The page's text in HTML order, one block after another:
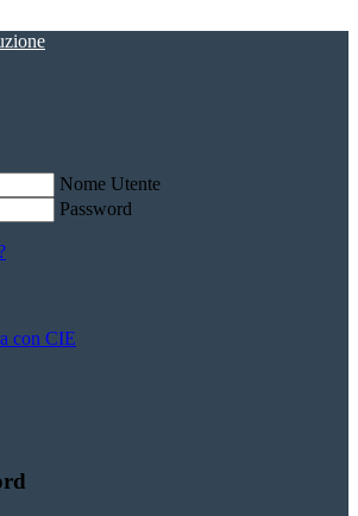
Nome Utente
Password
con CIE